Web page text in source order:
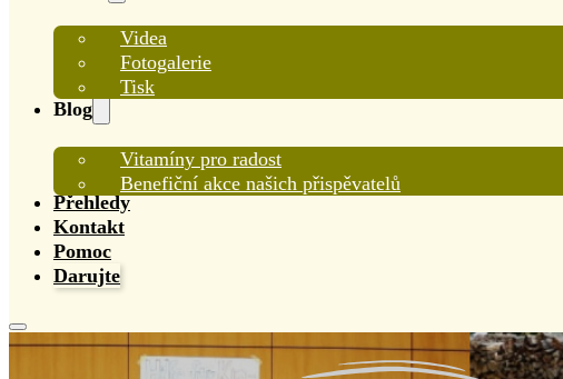
Videa
Fotogalerie
Tisk
Blog
Vitamíny pro radost
Benefiční akce našich přispěvatelů
Přehledy
Kontakt
Pomoc
Darujte